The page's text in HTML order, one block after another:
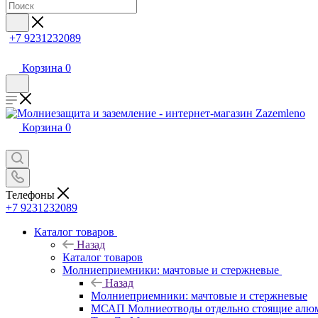
+7 9231232089
Корзина 0
Корзина 0
Телефоны
+7 9231232089
Каталог товаров
Назад
Каталог товаров
Молниеприемники: мачтовые и стержневые
Назад
Молниеприемники: мачтовые и стержневые
МСАП Молниеотводы отдельно стоящие